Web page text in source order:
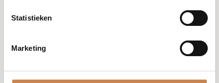
Statistieken
Marketing
Butter), Caprylic/Capric Triglyceride,
Carbomer, Phenoxyethanol,